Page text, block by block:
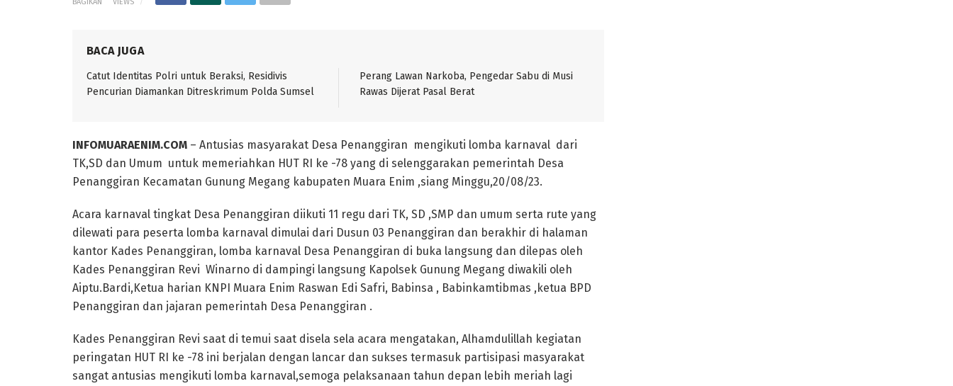
BACA JUGA
Catut Identitas Polri untuk Beraksi, Residivis
Pencurian Diamankan Ditreskrimum Polda Sumsel
Perang Lawan Narkoba, Pengedar Sabu di Musi
Rawas Dijerat Pasal Berat
INFOMUARAENIM.COM – Antusias masyarakat Desa Penanggiran mengikuti lomba karnaval dari
TK,SD dan Umum untuk memeriahkan HUT RI ke -78 yang di selenggarakan pemerintah Desa
Penanggiran Kecamatan Gunung Megang kabupaten Muara Enim ,siang Minggu,20/08/23.
Acara karnaval tingkat Desa Penanggiran diikuti 11 regu dari TK, SD ,SMP dan umum serta rute yang
dilewati para peserta lomba karnaval dimulai dari Dusun 03 Penanggiran dan berakhir di halaman
kantor Kades Penanggiran, lomba karnaval Desa Penanggiran di buka langsung dan dilepas oleh
Kades Penanggiran Revi Winarno di dampingi langsung Kapolsek Gunung Megang diwakili oleh
Aiptu.Bardi,Ketua harian KNPI Muara Enim Raswan Edi Safri, Babinsa , Babinkamtibmas ,ketua BPD
Penanggiran dan jajaran pemerintah Desa Penanggiran .
Kades Penanggiran Revi saat di temui saat disela sela acara mengatakan, Alhamdulillah kegiatan
peringatan HUT RI ke -78 ini berjalan dengan lancar dan sukses termasuk partisipasi masyarakat
sangat antusias mengikuti lomba karnaval,semoga pelaksanaan tahun depan lebih meriah lagi